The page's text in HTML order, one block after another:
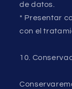
de datos.
* Presentar
con el
10.